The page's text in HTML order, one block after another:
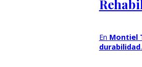
En Montiel
durabilidad